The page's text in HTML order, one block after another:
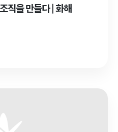
직을 만들다 | 화해